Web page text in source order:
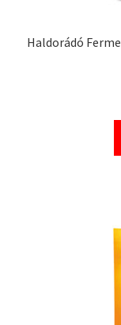
Haldorádó